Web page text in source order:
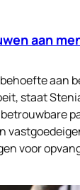
aan
aan
staat
voor